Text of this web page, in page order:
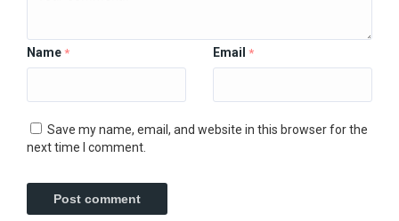
Name * Email *
Save my name, email, and website in this browser for the
next time I comment.